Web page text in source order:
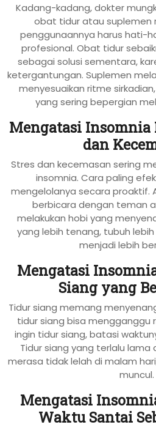
Kadang-kadang, dokter
obat tidur atau suplemen
penggunaannya harus hati-
profesional. Obat tidur
sebagai solusi sementara,
ketergantungan. Suplemen
menyesuaikan ritme
yang sering bepergian
Mengatasi Insomnia
dan
Stres dan kecemasan sering
insomnia. Cara paling
mengelolanya secara proaktif.
berbicara dengan teman
melakukan hobi yang
yang lebih tenang, tubuh
menjadi lebih
Mengatasi
Siang yang
Tidur siang memang
tidur siang bisa mengganggu
ingin tidur siang, batasi
Tidur siang yang terlalu
merasa tidak lelah di malam
muncul.
Mengatasi
Waktu Santai